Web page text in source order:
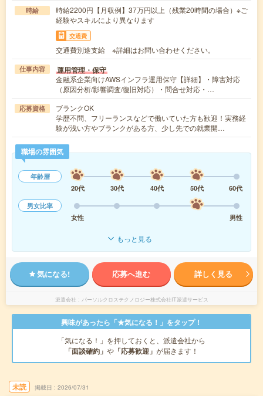
時給
時給2200円【月収例】37万円以上（残業20時間の場合）※ご
経験やスキルにより異なります
交通費
交通費別途支給 ※詳細はお問い合わせください。
仕事内容 運用管理・保守
金融系企業向けAWSインフラ運用保守【詳細】・障害対応
（原因分析/影響調査/復旧対応）・問合せ対応・…
応募資格
ブランクOK
学歴不問、フリーランスなどで働いていた方も歓迎！実務経
験が浅い方やブランクがある方、少し先での就業開…
職場の雰囲気
年齢層
20代
30代 40代 50代
60代
男女比率
女性
男性
もっと見る
気になる! 応募へ進む 詳しく見る
派遣会社 パーソルクロステクノロジー株式会社IT派遣サービス
興味があったら「★気になる！」をタップ！
「気になる！」を押しておくと、派遣会社から
「面談確約」 や 「応募歓迎」 が届きます！
未読 掲載日 2026/07/31